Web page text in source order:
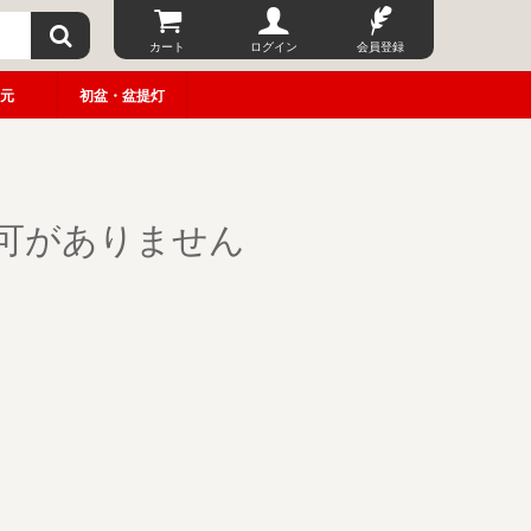
カート ログイン 会員登録
初盆・盆提灯
がありません